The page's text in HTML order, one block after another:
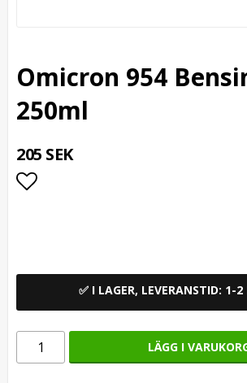
Omicron 954
250ml
205 SEK
✅ I LAGER, LEVERANSTID: 1-2
LÄGG I